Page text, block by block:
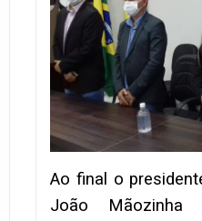
Ao final o
João Mãozinha